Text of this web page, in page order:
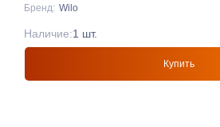
Бренд: Wilo
Купить
Наличие:1 шт.